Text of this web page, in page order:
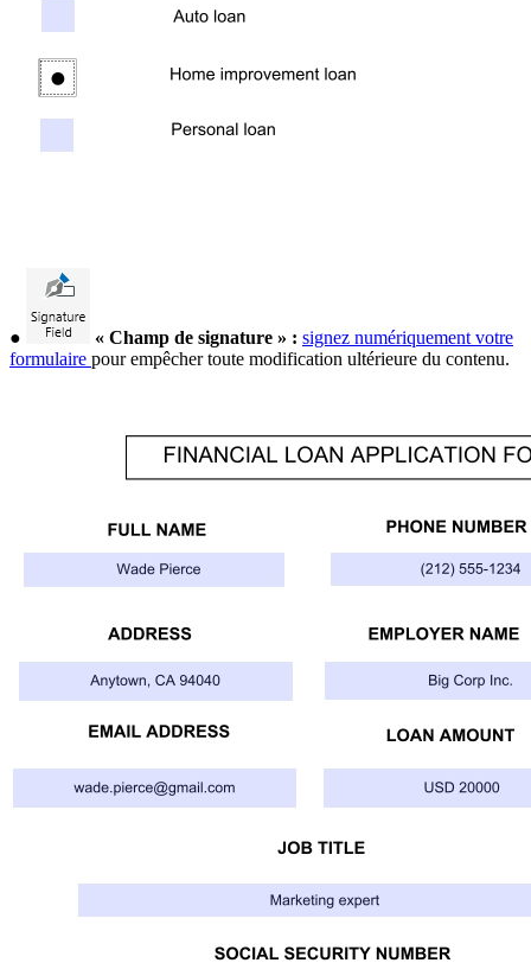
● « Champ de signature » : signez numériquement votre
formulaire pour empêcher toute modification ultérieure du contenu.